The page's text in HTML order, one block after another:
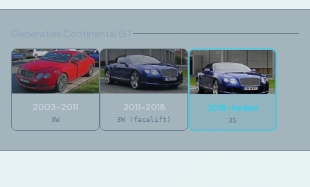
2003-2011
3W
2011-2018
3W (facelift)
2018-heden
3S